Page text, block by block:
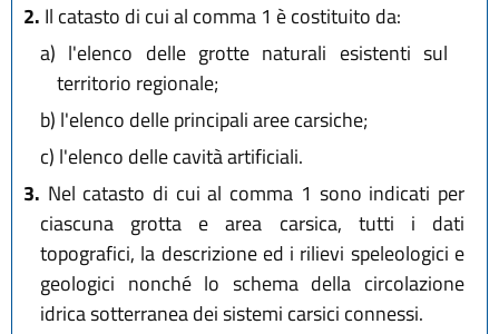
2. Il catasto di cui al comma 1 è costituito da:
a) l'elenco delle grotte naturali esistenti sul
territorio regionale;
b) l'elenco delle principali aree carsiche;
c) l'elenco delle cavità artificiali.
3. Nel catasto di cui al comma 1 sono indicati per
ciascuna grotta e area carsica, tutti i dati
topografici, la descrizione ed i rilievi speleologici e
geologici nonché lo schema della circolazione
idrica sotterranea dei sistemi carsici connessi.